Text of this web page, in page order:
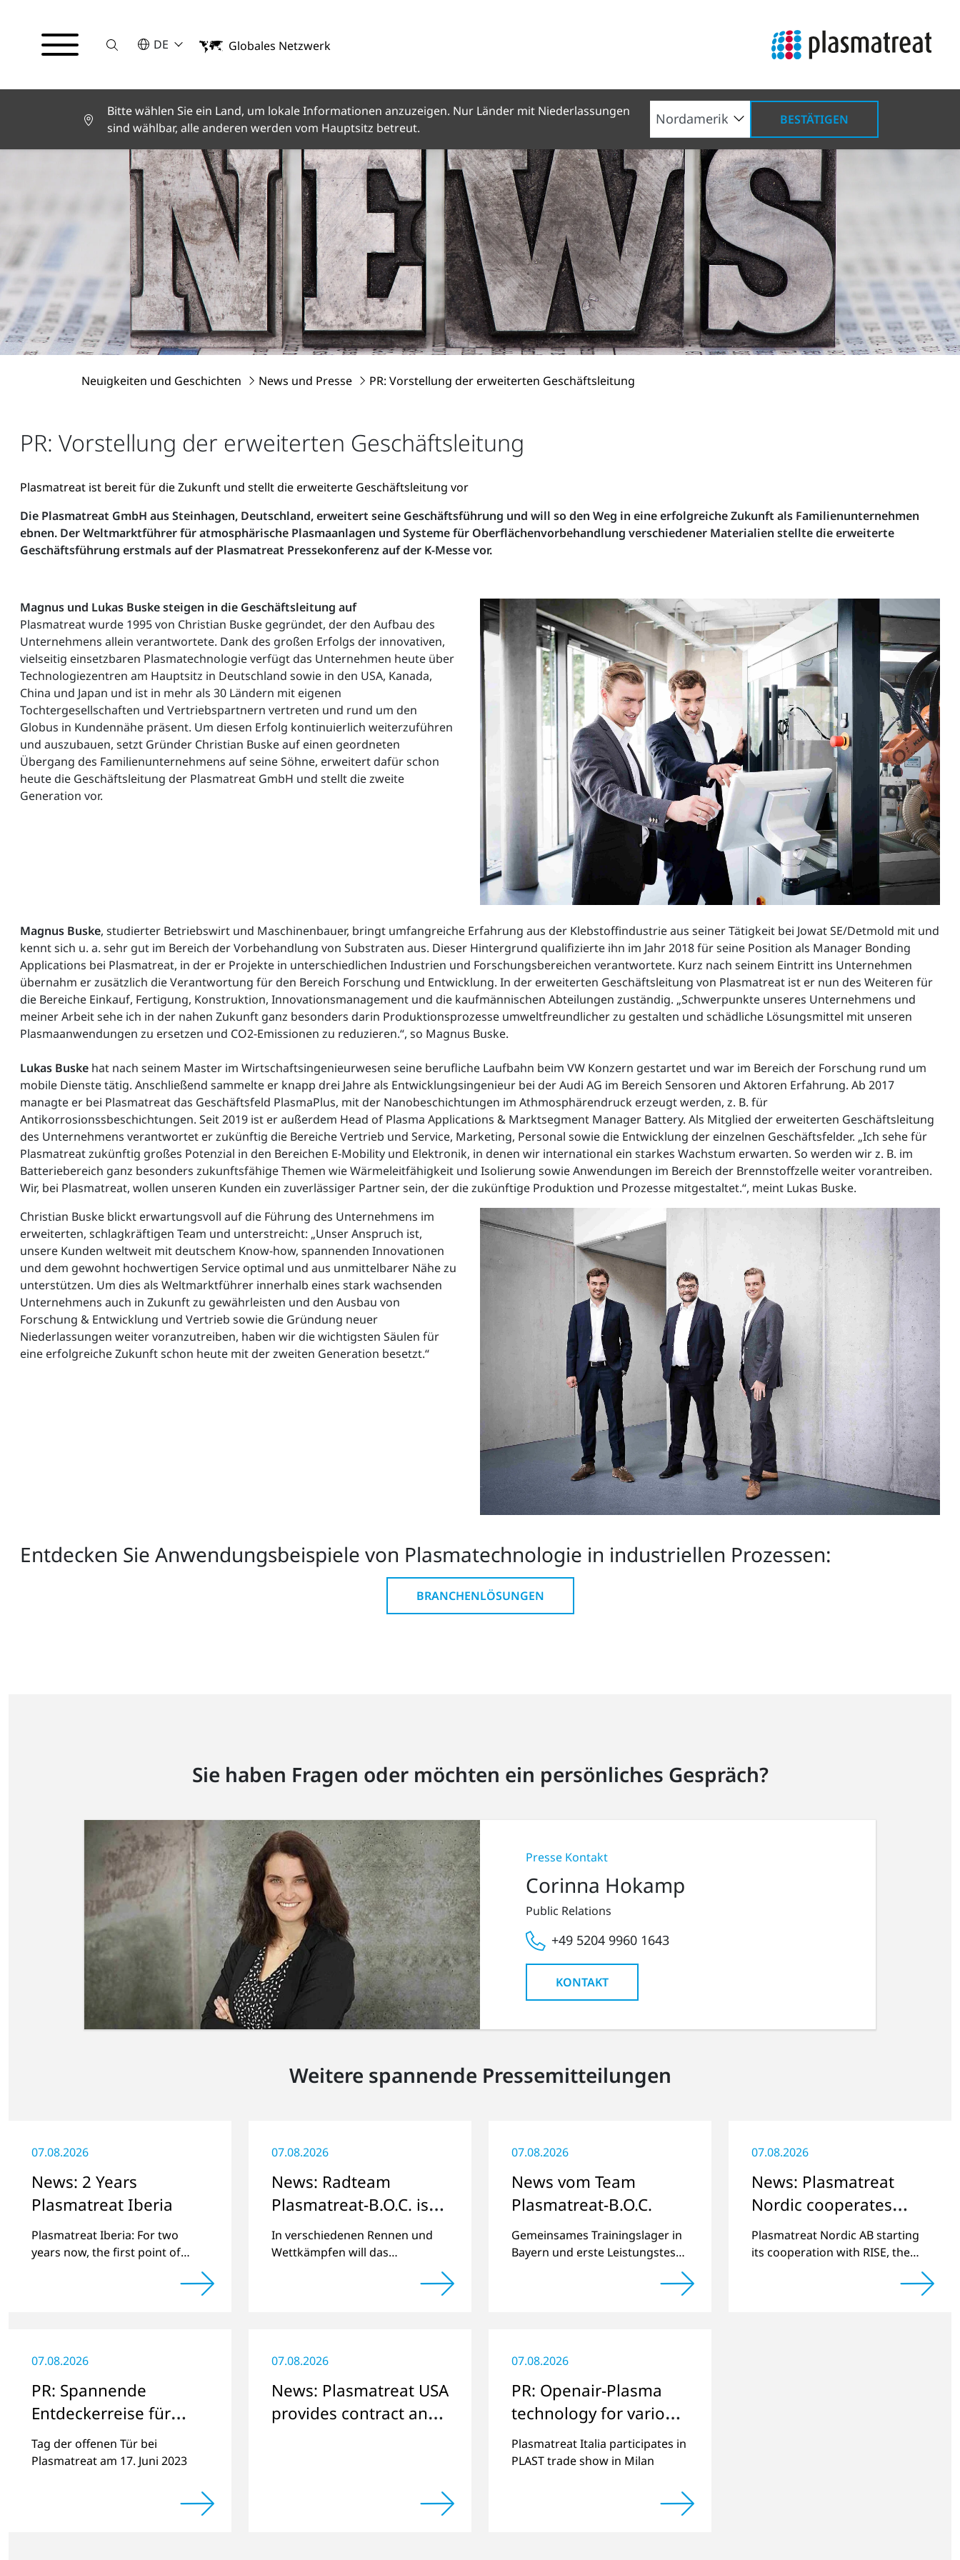
SucheBITTE WÄHLEN SIE EINE SPRACHE
DE
English
Español
Français
Italiano
Türkçe
日本語
한국어
中文
Globales Netzwerk
Bitte wählen Sie ein Land, um lokale Informationen anzuzeigen. Nur Länder mit Niederlassungen
sind wählbar, alle anderen werden vom Hauptsitz betreut.
BESTÄTIGEN
Neuigkeiten und Geschichten News und Presse PR: Vorstellung der erweiterten Geschäftsleitung
PR: Vorstellung der erweiterten Geschäftsleitung
Plasmatreat ist bereit für die Zukunft und stellt die erweiterte Geschäftsleitung vor
Die Plasmatreat GmbH aus Steinhagen, Deutschland, erweitert seine Geschäftsführung und will so den Weg in eine erfolgreiche Zukunft als Familienunternehmen
ebnen. Der Weltmarktführer für atmosphärische Plasmaanlagen und Systeme für Oberflächenvorbehandlung verschiedener Materialien stellte die erweiterte
Geschäftsführung erstmals auf der Plasmatreat Pressekonferenz auf der K-Messe vor.
Magnus und Lukas Buske steigen in die Geschäftsleitung auf
Plasmatreat wurde 1995 von Christian Buske gegründet, der den Aufbau des
Unternehmens allein verantwortete. Dank des großen Erfolgs der innovativen,
vielseitig einsetzbaren Plasmatechnologie verfügt das Unternehmen heute über
Technologiezentren am Hauptsitz in Deutschland sowie in den USA, Kanada,
China und Japan und ist in mehr als 30 Ländern mit eigenen
Tochtergesellschaften und Vertriebspartnern vertreten und rund um den
Globus in Kundennähe präsent. Um diesen Erfolg kontinuierlich weiterzuführen
und auszubauen, setzt Gründer Christian Buske auf einen geordneten
Übergang des Familienunternehmens auf seine Söhne, erweitert dafür schon
heute die Geschäftsleitung der Plasmatreat GmbH und stellt die zweite
Generation vor.
Magnus Buske, studierter Betriebswirt und Maschinenbauer, bringt umfangreiche Erfahrung aus der Klebstoffindustrie aus seiner Tätigkeit bei Jowat SE/Detmold mit und
kennt sich u. a. sehr gut im Bereich der Vorbehandlung von Substraten aus. Dieser Hintergrund qualifizierte ihn im Jahr 2018 für seine Position als Manager Bonding
Applications bei Plasmatreat, in der er Projekte in unterschiedlichen Industrien und Forschungsbereichen verantwortete. Kurz nach seinem Eintritt ins Unternehmen
übernahm er zusätzlich die Verantwortung für den Bereich Forschung und Entwicklung. In der erweiterten Geschäftsleitung von Plasmatreat ist er nun des Weiteren für
die Bereiche Einkauf, Fertigung, Konstruktion, Innovationsmanagement und die kaufmännischen Abteilungen zuständig. „Schwerpunkte unseres Unternehmens und
meiner Arbeit sehe ich in der nahen Zukunft ganz besonders darin Produktionsprozesse umweltfreundlicher zu gestalten und schädliche Lösungsmittel mit unseren
Plasmaanwendungen zu ersetzen und CO2-Emissionen zu reduzieren.“, so Magnus Buske.
Lukas Buske hat nach seinem Master im Wirtschaftsingenieurwesen seine berufliche Laufbahn beim VW Konzern gestartet und war im Bereich der Forschung rund um
mobile Dienste tätig. Anschließend sammelte er knapp drei Jahre als Entwicklungsingenieur bei der Audi AG im Bereich Sensoren und Aktoren Erfahrung. Ab 2017
managte er bei Plasmatreat das Geschäftsfeld PlasmaPlus, mit der Nanobeschichtungen im Athmosphärendruck erzeugt werden, z. B. für
Antikorrosionssbeschichtungen. Seit 2019 ist er außerdem Head of Plasma Applications & Marktsegment Manager Battery. Als Mitglied der erweiterten Geschäftsleitung
des Unternehmens verantwortet er zukünftig die Bereiche Vertrieb und Service, Marketing, Personal sowie die Entwicklung der einzelnen Geschäftsfelder. „Ich sehe für
Plasmatreat zukünftig großes Potenzial in den Bereichen E-Mobility und Elektronik, in denen wir international ein starkes Wachstum erwarten. So werden wir z. B. im
Batteriebereich ganz besonders zukunftsfähige Themen wie Wärmeleitfähigkeit und Isolierung sowie Anwendungen im Bereich der Brennstoffzelle weiter vorantreiben.
Wir, bei Plasmatreat, wollen unseren Kunden ein zuverlässiger Partner sein, der die zukünftige Produktion und Prozesse mitgestaltet.“, meint Lukas Buske.
Christian Buske blickt erwartungsvoll auf die Führung des Unternehmens im
erweiterten, schlagkräftigen Team und unterstreicht: „Unser Anspruch ist,
unsere Kunden weltweit mit deutschem Know-how, spannenden Innovationen
und dem gewohnt hochwertigen Service optimal und aus unmittelbarer Nähe zu
unterstützen. Um dies als Weltmarktführer innerhalb eines stark wachsenden
Unternehmens auch in Zukunft zu gewährleisten und den Ausbau von
Forschung & Entwicklung und Vertrieb sowie die Gründung neuer
Niederlassungen weiter voranzutreiben, haben wir die wichtigsten Säulen für
eine erfolgreiche Zukunft schon heute mit der zweiten Generation besetzt.“
Entdecken Sie Anwendungsbeispiele von Plasmatechnologie in industriellen Prozessen:
BRANCHENLÖSUNGEN
Sie haben Fragen oder möchten ein persönliches Gespräch?
Presse Kontakt
Corinna Hokamp
Public Relations
+49 5204 9960 1643
KONTAKT
Weitere spannende Pressemitteilungen
07.08.2026
News: 2 Years
Plasmatreat Iberia
Plasmatreat Iberia: For two
years now, the first point of
Portuguese region for various
07.08.2026
News: Radteam
Plasmatreat-B.O.C. ist
bereit für die Saison
2023
In verschiedenen Rennen und
Wettkämpfen will das
Spendengelder für das Projekt
07.08.2026
News vom Team
Plasmatreat-B.O.C.
Gemeinsames Trainingslager in
Bayern und erste Leistungstest
07.08.2026
News: Plasmatreat
Nordic cooperates
with RISE in
Scandinavia
Plasmatreat Nordic AB starting
its cooperation with RISE, the
07.08.2026
PR: Spannende
Entdeckerreise für
Groß und Klein durch
die faszinierende Welt
Tag der offenen Tür bei
Plasmatreat am 17. Juni 2023
07.08.2026
News: Plasmatreat USA
provides contract and
07.08.2026
PR: Openair-Plasma
technology for various
plastics applications
Plasmatreat Italia participates in
PLAST trade show in Milan